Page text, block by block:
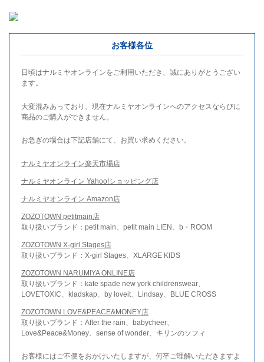
お客様各位
日頃はナルミヤオンラインをご利用いただき、誠にありがとうござい
ます。
大変混みあっており、現在ナルミヤオンラインへのアクセスならびに
商品のご購入ができません。
お急ぎの場合は下記店舗にて、お買い求めください。
ナルミヤオンライン楽天市場店
ナルミヤオンライン Yahoo!ショッピング店
ナルミヤオンライン Amazon店
ZOZOTOWN petitmain店
取り扱いブランド：petit main、petit main LIEN、b・ROOM
ZOZOTOWN X-girl Stages店
取り扱いブランド：X-girl Stages、XLARGE KIDS
ZOZOTOWN NARUMIYA ONLINE店
取り扱いブランド：kate spade new york childrenswear、
LOVETOXIC、kladskap、by loveit、Lindsay、BLUE CROSS
ZOZOTOWN LOVE&PEACE&MONEY店
取り扱いブランド：After the rain、babycheer、
Love&Peace&Money、sense of wonder、キリンのソフィ
お客様にはご不便をおかけいたしますが、何卒ご理解いただきますよ